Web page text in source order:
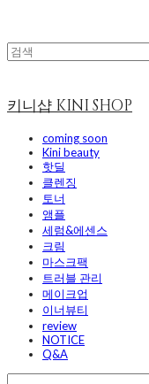
키니샵 KINI SHOP
coming soon
Kini beauty
핫딜
클렌징
토너
앰플
세럼&에센스
크림
마스크팩
트러블 관리
메이크업
이너뷰티
review
NOTICE
Q&A